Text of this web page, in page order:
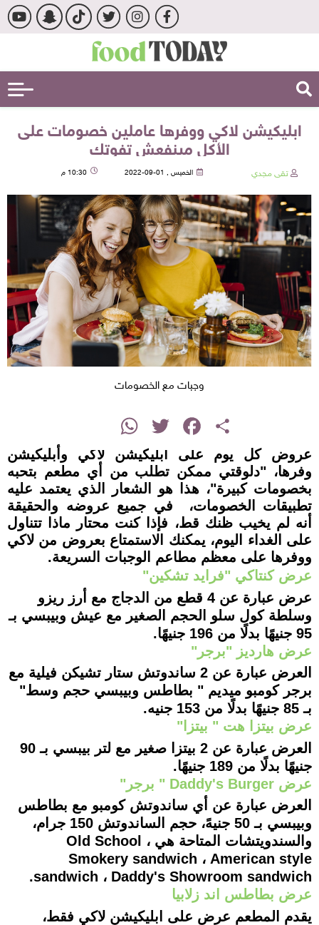
ابليكيشن لاكي ووفرها عاملين خصومات على
الأكل مينفعش تفوتك
تقى مجدي الخميس , 01-09-2022 10:30 م
وجبات مع الخصومات
Share
Facebook
Twitter
WhatsApp
عروض كل يوم على أبليكيشن لاكي وأبليكيشن
وفرها، "دلوقتي ممكن تطلب من أي مطعم بتحبه
بخصومات كبيرة"، هذا هو الشعار الذي يعتمد عليه
تطبيقات الخصومات، في جميع عروضه والحقيقة
أنه لم يخيب ظنك قط، فإذا كنت محتار ماذا تتناول
على الغداء اليوم، يمكنك الاستمتاع بعروض من لاكي
ووفرها على معظم مطاعم الوجبات السريعة.
عرض كنتاكي "فرايد تشكين"
عرض عبارة عن 4 قطع من الدجاج مع أرز ريزو
وسلطة كول سلو الحجم الصغير مع عيش وبيبسي بـ
95 جنيهًا بدلًا من 196 جنيهًا.
عرض هارديز "برجر"
العرض عبارة عن 2 ساندوتش ستار تشيكن فيلية مع
برجر كومبو ميديم " بطاطس وبيبسي حجم وسط"
بـ 85 جنيهًا بدلًا من 153 جنيه.
عرض بيتزا هت " بيتزا"
العرض عبارة عن 2 بيتزا صغير مع لتر بيبسي بـ 90
جنيهًا بدلًا من 189 جنيهًا.
عرض Daddy's Burger " برجر"
العرض عبارة عن أي ساندوتش كومبو مع بطاطس
وبيبسي بـ 50 جنيهً، حجم الساندوتش 150 جرام،
والسندويتشات المتاحة هي Old School ،
Smokery sandwich ، American style
sandwich ، Daddy's Showroom sandwich.
عرض بطاطس اند زلابيا
يقدم المطعم عرض على ابليكيشن لاكي فقط،